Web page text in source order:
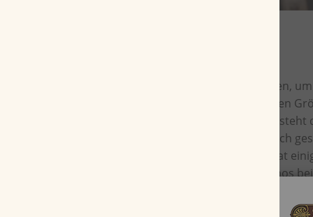
Der Name dieser Cohiba lässt schon erahnen,
es sich hier handelt. Trotz ihrer bescheidenen
einem schmalen Durchmesser mit 7,6 mm, steht
großen Zigarren ihrer Art in nichts nach. Auch
maschinell gefertigte Zigarillo im Mini Format
19er-Ringmaß der mittelstarken Mini-Cubanos
typisch kubanische erdige, als auch würzige
einer Rauchdauer von ungefähr 10 Minuten lässt